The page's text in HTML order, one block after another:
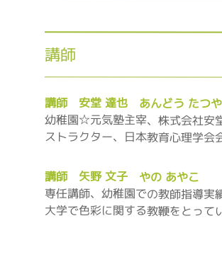
講師
講師 安堂 達也 あんどう たつや
幼稚園☆元気塾主宰、株式会社安
ストラクター、日本教育心理学会
講師 矢野 文子 やの あやこ
専任講師、幼稚園での教師指導
大学で色彩に関する教鞭をとって